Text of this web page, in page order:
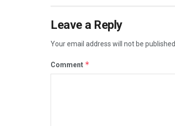
Leave a Reply
Your email address will not be published.
Comment *